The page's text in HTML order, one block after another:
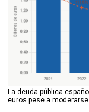
La deuda pública
euros pese a moderarse